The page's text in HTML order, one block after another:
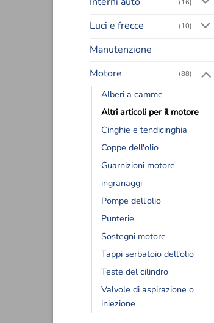
(16)
Luci e frecce (10)
Manutenzione
Motore (88)
Alberi a camme
Altri articoli per il motore
Cinghie e tendicinghia
Coppe dell'olio
Guarnizioni motore
ingranaggi
Pompe dell'olio
Punterie
Sostegni motore
Tappi serbatoio dell'olio
Teste del cilindro
Valvole di aspirazione o
iniezione
alla lista
desideri
ALTRI ARTICOLI PER IL MOTORE
-25%
ALTRI ARTICOLI PER IL
7740364 RIPARO
60,00€
originale